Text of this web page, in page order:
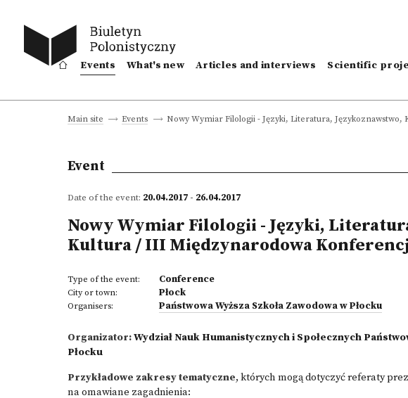
Events What's new Articles and interviews Scientific
Main site Events Nowy Wymiar Filologii - Języki, Literatura,
Event
Date of the event: 20.04.2017 - 26.04.2017
Nowy Wymiar Filologii - Języki,
Kultura / III Międzynarodowa
Type of the event: Conference
City or town: Płock
Organisers: Państwowa Wyższa Szkoła Zawodowa w Płocku
Organizator:Wydział Nauk Humanistycznych i Społecznych
Płocku
Przykładowe zakresy tematyczne, których mogą dotyczyć referaty
na omawiane zagadnienia: